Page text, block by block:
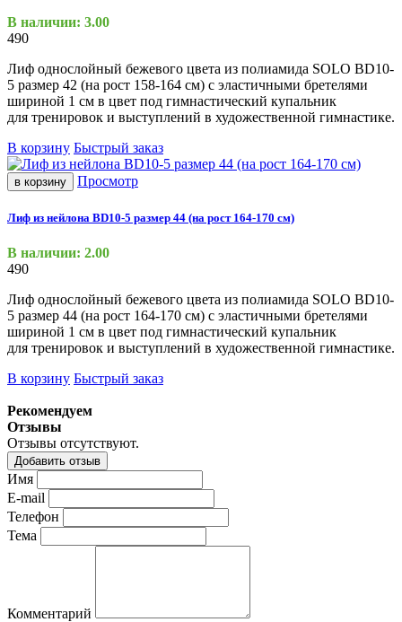
В наличии: 3.00
490
Лиф однослойный бежевого цвета из полиамида SOLO BD10-
5 размер 42 (на рост 158-164 см) с эластичными бретелями
шириной 1 см в цвет под гимнастический купальник
для тренировок и выступлений в художественной гимнастике.
В корзину Быстрый заказ
в корзину Просмотр
Лиф из нейлона BD10-5 размер 44 (на рост 164-170 см)
В наличии: 2.00
490
Лиф однослойный бежевого цвета из полиамида SOLO BD10-
5 размер 44 (на рост 164-170 см) с эластичными бретелями
шириной 1 см в цвет под гимнастический купальник
для тренировок и выступлений в художественной гимнастике.
В корзину Быстрый заказ
Рекомендуем
Отзывы
Отзывы отсутствуют.
Добавить отзыв
Имя
E-mail
Телефон
Тема
Комментарий